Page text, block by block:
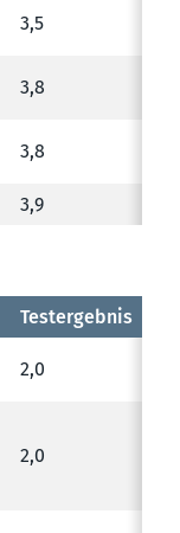
3,5
3,8
3,8
3,9
Testergebnis
2,0
2,0